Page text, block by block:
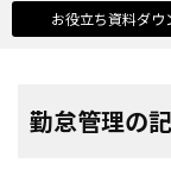
お役立ち資料ダウ
勤怠管理の